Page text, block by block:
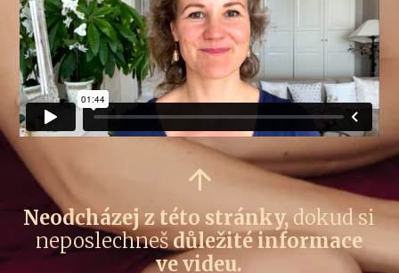
Neodcházej z této stránky, dokud si
neposlechnešdůležité informace
ve videu.